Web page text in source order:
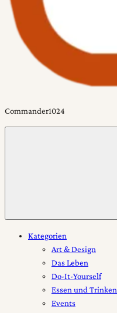
Commander1024
Kategorien
Art & Design
Das Leben
Do-It-Yourself
Essen und Trinken
Events